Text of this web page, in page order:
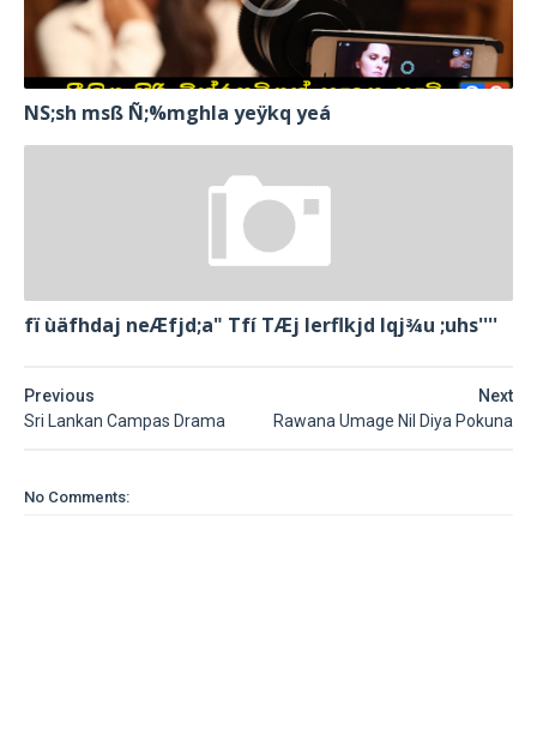
NS;sh msß Ñ;%mghla yeÿkq yeá
fï ùäfhdaj neÆfjd;a" Tfí TÆj lerflkjd Iqj¾u ;uhs''''
Next
Rawana Umage Nil Diya Pokuna
Previous
Sri Lankan Campas Drama
No Comments: